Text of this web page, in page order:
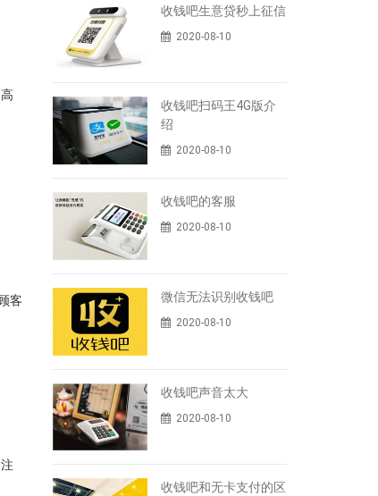
客
收钱吧生意贷秒上征信
2020-08-10
收钱吧扫码王4G版介
绍
2020-08-10
收钱吧的客服
2020-08-10
微信无法识别收钱吧
2020-08-10
收钱吧声音太大
2020-08-10
收钱吧和无卡支付的区